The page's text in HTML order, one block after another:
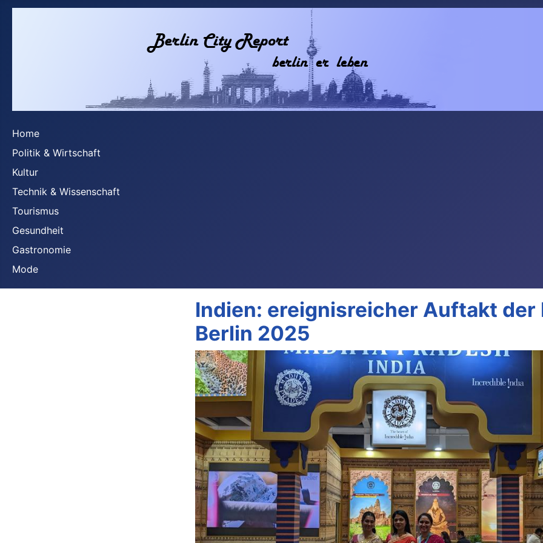
Home
Politik & Wirtschaft
Kultur
Technik & Wissenschaft
Tourismus
Gesundheit
Gastronomie
Mode
Indien: ereignisreicher Auftakt der
Berlin 2025